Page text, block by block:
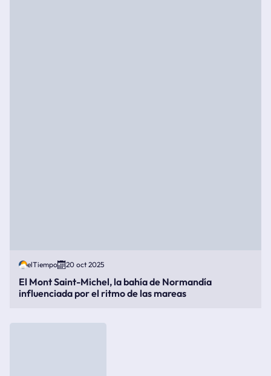
elTiempo 20 oct 2025
El Mont Saint-Michel, la bahía de Normandía
influenciada por el ritmo de las mareas